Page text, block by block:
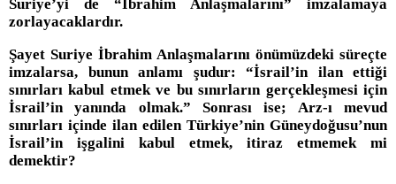
Suriye’yi de “İbrahim Anlaşmalarını” imzalamaya
zorlayacaklardır.
Şayet Suriye İbrahim Anlaşmalarını önümüzdeki süreçte
imzalarsa, bunun anlamı şudur: “İsrail’in ilan ettiği
sınırları kabul etmek ve bu sınırların gerçekleşmesi için
İsrail’in yanında olmak.” Sonrası ise; Arz-ı mevud
sınırları içinde ilan edilen Türkiye’nin Güneydoğusu’nun
İsrail’in işgalini kabul etmek, itiraz etmemek mi
demektir?